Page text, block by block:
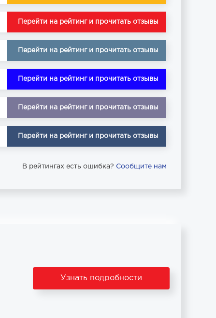
Перейти на рейтинг и прочитать отзывы
Перейти на рейтинг и прочитать отзывы
Перейти на рейтинг и прочитать отзывы
Перейти на рейтинг и прочитать отзывы
Перейти на рейтинг и прочитать отзывы
В рейтингах есть ошибка? Сообщите нам
Узнать подробности